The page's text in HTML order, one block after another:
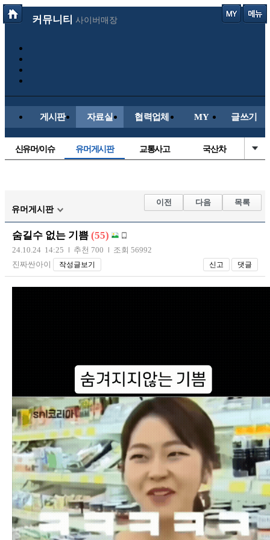
커뮤니티 사이버매장
게시판 자료실 협력업체 MY 글쓰기
신유머/이슈 유머게시판 교통사고 국산차
자유사진 군사/무기
트럭/버스
장착시공사진
유머게시판
이전 다음 목록
숨길수 없는 기쁨 (55)
24.10.24 14:25 추천 700
조회 56992
진짜싼아이
작성글보기 신고 댓글